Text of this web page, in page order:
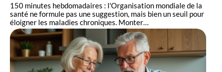
150 minutes hebdomadaires : l'Organisation mondiale de la
santé ne formule pas une suggestion, mais bien un seuil pour
éloigner les maladies chroniques. Monter…